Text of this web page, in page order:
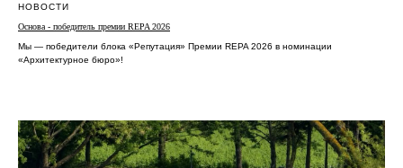
НОВОСТИ
Основа - победитель премии REPA 2026
Мы — победители блока «Репутация» Премии REPA 2026 в номинации
«Архитектурное бюро»!